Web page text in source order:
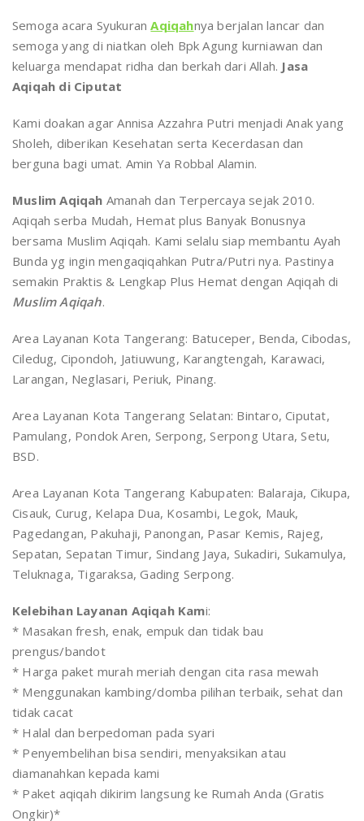
Semoga acara SyukuranAqiqahnya berjalan lancar dan
semoga yang di niatkan oleh Bpk Agung kurniawan dan
keluarga mendapat ridha dan berkah dari Allah. Jasa
Aqiqah di Ciputat
Kami doakan agar Annisa Azzahra Putri menjadi Anak yang
Sholeh, diberikan Kesehatan serta Kecerdasan dan
berguna bagi umat. Amin Ya Robbal Alamin.
Muslim Aqiqah Amanah dan Terpercaya sejak 2010.
Aqiqah serba Mudah, Hemat plus Banyak Bonusnya
bersama Muslim Aqiqah. Kami selalu siap membantu Ayah
Bunda yg ingin mengaqiqahkan Putra/Putri nya. Pastinya
semakin Praktis & Lengkap Plus Hemat dengan Aqiqah di
Muslim Aqiqah.
Area Layanan Kota Tangerang: Batuceper, Benda, Cibodas,
Ciledug, Cipondoh, Jatiuwung, Karangtengah, Karawaci,
Larangan, Neglasari, Periuk, Pinang.
Area Layanan Kota Tangerang Selatan: Bintaro, Ciputat,
Pamulang, Pondok Aren, Serpong, Serpong Utara, Setu,
BSD.
Area Layanan Kota Tangerang Kabupaten: Balaraja, Cikupa,
Cisauk, Curug, Kelapa Dua, Kosambi, Legok, Mauk,
Pagedangan, Pakuhaji, Panongan, Pasar Kemis, Rajeg,
Sepatan, Sepatan Timur, Sindang Jaya, Sukadiri, Sukamulya,
Teluknaga, Tigaraksa, Gading Serpong.
Kelebihan Layanan Aqiqah Kami:
* Masakan fresh, enak, empuk dan tidak bau
prengus/bandot
* Harga paket murah meriah dengan cita rasa mewah
* Menggunakan kambing/domba pilihan terbaik, sehat dan
tidak cacat
* Halal dan berpedoman pada syari
* Penyembelihan bisa sendiri, menyaksikan atau
diamanahkan kepada kami
* Paket aqiqah dikirim langsung ke Rumah Anda (Gratis
Ongkir)*